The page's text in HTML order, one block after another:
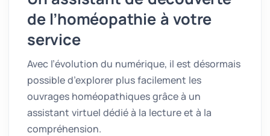
de l’homéopathie à votre
service
Avec l’évolution du numérique, il est désormais
possible d’explorer plus facilement les
ouvrages homéopathiques grâce à un
assistant virtuel dédié à la lecture et à la
compréhension.